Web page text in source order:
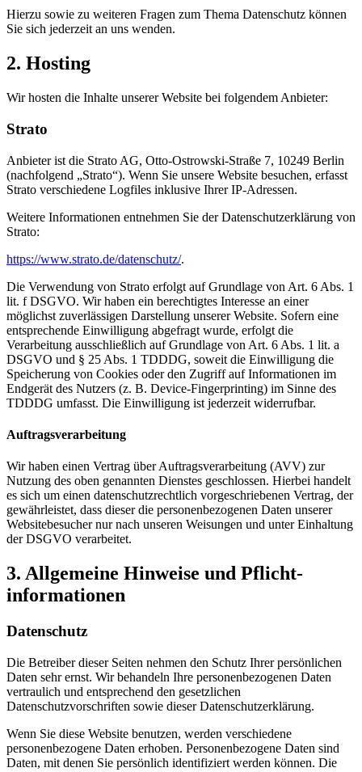
Hierzu sowie zu weiteren Fragen zum Thema Datenschutz können
Sie sich jederzeit an uns wenden.
2. Hosting
Wir hosten die Inhalte unserer Website bei folgendem Anbieter:
Strato
Anbieter ist die Strato AG, Otto-Ostrowski-Straße 7, 10249 Berlin
(nachfolgend „Strato“). Wenn Sie unsere Website besuchen, erfasst
Strato verschiedene Logfiles inklusive Ihrer IP-Adressen.
Weitere Informationen entnehmen Sie der Datenschutzerklärung von
Strato:
https://www.strato.de/datenschutz/.
Die Verwendung von Strato erfolgt auf Grundlage von Art. 6 Abs. 1
lit. f DSGVO. Wir haben ein berechtigtes Interesse an einer
möglichst zuverlässigen Darstellung unserer Website. Sofern eine
entsprechende Einwilligung abgefragt wurde, erfolgt die
Verarbeitung ausschließlich auf Grundlage von Art. 6 Abs. 1 lit. a
DSGVO und § 25 Abs. 1 TDDDG, soweit die Einwilligung die
Speicherung von Cookies oder den Zugriff auf Informationen im
Endgerät des Nutzers (z. B. Device-Fingerprinting) im Sinne des
TDDDG umfasst. Die Einwilligung ist jederzeit widerrufbar.
Auftragsverarbeitung
Wir haben einen Vertrag über Auftragsverarbeitung (AVV) zur
Nutzung des oben genannten Dienstes geschlossen. Hierbei handelt
es sich um einen datenschutzrechtlich vorgeschriebenen Vertrag, der
gewährleistet, dass dieser die personenbezogenen Daten unserer
Websitebesucher nur nach unseren Weisungen und unter Einhaltung
der DSGVO verarbeitet.
3. Allgemeine Hinweise und Pflicht­
informationen
Datenschutz
Die Betreiber dieser Seiten nehmen den Schutz Ihrer persönlichen
Daten sehr ernst. Wir behandeln Ihre personenbezogenen Daten
vertraulich und entsprechend den gesetzlichen
Datenschutzvorschriften sowie dieser Datenschutzerklärung.
Wenn Sie diese Website benutzen, werden verschiedene
personenbezogene Daten erhoben. Personenbezogene Daten sind
Daten, mit denen Sie persönlich identifiziert werden können. Die